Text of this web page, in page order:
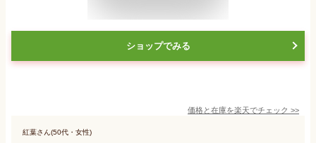
ショップでみる
価格と在庫を楽天でチェック >>
紅葉さん(50代・女性)